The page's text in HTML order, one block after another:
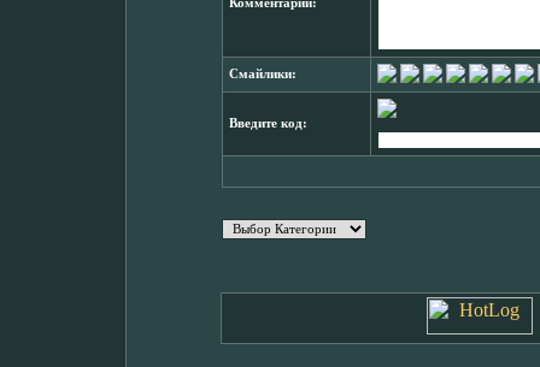
Комментарий:
Смайлики:
Введите код: